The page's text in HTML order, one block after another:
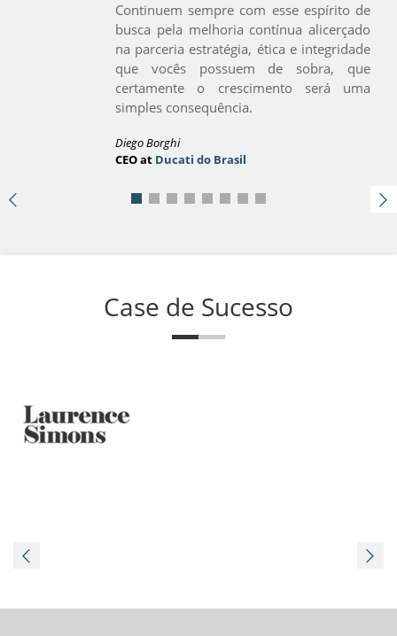
Continuem sempre com esse espírito de
busca pela melhoria contínua alicerçado
na parceria estratégia, ética e integridade
que vocês possuem de sobra, que
certamente o crescimento será uma
simples consequência.
Diego Borghi
CEO at Ducati do Brasil
Case de Sucesso